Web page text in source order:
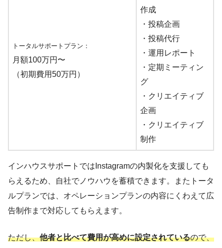
トータルサポートプラン：
月額100万円〜
（初期費用50万円）
作成
・投稿企画
・投稿代行
・運用レポート
・定期ミーティン
グ
・クリエイティブ
企画
・クリエイティブ
制作
インハウスサポートではInstagramの内製化を支援しても
らえるため、自社でノウハウを蓄積できます。またトータ
ルプランでは、オペレーションプランの内容にくわえて広
告制作まで対応してもらえます。
ただし、他者と比べて費用が高めに設定されているので、